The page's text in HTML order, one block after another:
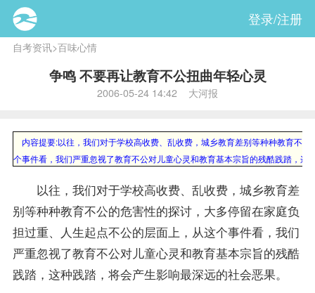
登录/注册
自考资讯>百味心情
争鸣 不要再让教育不公扭曲年轻心灵
2006-05-24 14:42 大河报
内容提要:以往，我们对于学校高收费、乱收费，城乡教育差别等种种教育不
个事件看，我们严重忽视了教育不公对儿童心灵和教育基本宗旨的残酷践踏，这
以往，我们对于学校高收费、乱收费，城乡教育差
别等种种教育不公的危害性的探讨，大多停留在家庭负
担过重、人生起点不公的层面上，从这个事件看，我们
严重忽视了教育不公对儿童心灵和教育基本宗旨的残酷
践踏，这种践踏，将会产生影响最深远的社会恶果。